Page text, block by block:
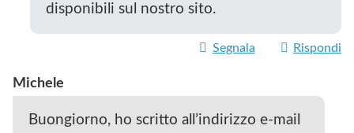
disponibili sul nostro sito.
Segnala Rispondi
Michele
Buongiorno, ho scritto all’indirizzo e-mail